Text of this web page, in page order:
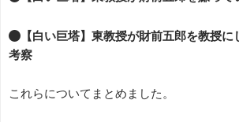
●【白い巨塔】東教授が財前五郎を教授に
考察
これらについてまとめました。